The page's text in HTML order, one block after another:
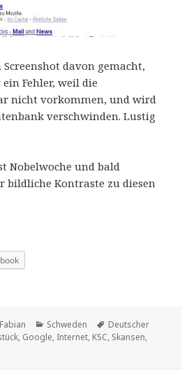
davon gemacht,
Fehler, weil die
nicht vorkommen, und wird
verschwinden. Lustig
Nobelwoche und bald
bildliche Kontraste zu diesen
Autor
Fabian Kategorien
Schweden Schlagwörter
Deutscher
, Google, Internet, KSC, Skansen,